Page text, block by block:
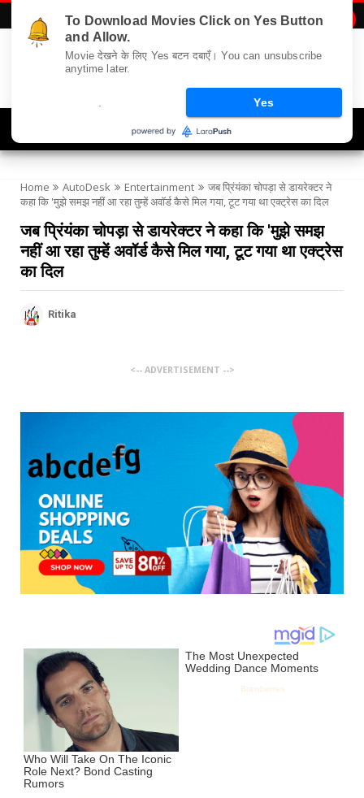
Home AutoDesk Entertainment
जब प्रिंयंका चोपड़ा से डायरेक्टर ने
कहा कि 'मुझे समझ नहीं आ रहा तुम्हें अवॉर्ड कैसे मिल गया, टूट गया था एक्ट्रेस का दिल
जब प्रिंयंका चोपड़ा से डायरेक्टर ने कहा कि 'मुझे समझ
नहीं आ रहा तुम्हें अवॉर्ड कैसे मिल गया, टूट गया था एक्ट्रेस
का दिल
Ritika
<-- ADVERTISEMENT -->
To Download Movies Click on Yes Button
and Allow.
Movie देखने के लिए Yes बटन दबाएँ। You can unsubscribe
anytime later.
Yes